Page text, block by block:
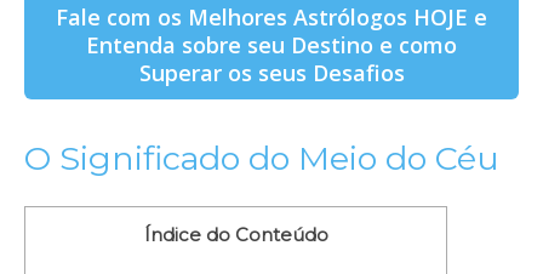
Fale com os Melhores Astrólogos HOJE e
Entenda sobre seu Destino e como
Superar os seus Desafios
O Significado do Meio do Céu
Índice do Conteúdo